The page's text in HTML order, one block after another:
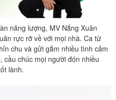
năng lượng, MV Nắng Xuân
rực rỡ về với mọi nhà. Ca từ
chu và gửi gắm nhiều tình cảm
cầu chúc mọi người đón nhiều
lành.